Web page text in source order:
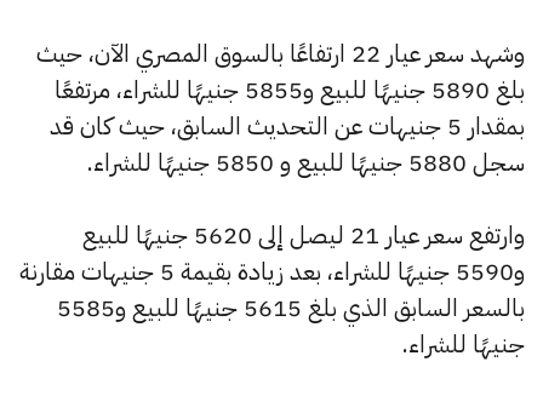
وشهد سعر عيار 22 ارتفاعًا بالسوق المصري الآن، حيث
بلغ 5890 جنيهًا للبيع و5855 جنيهًا للشراء، مرتفعًا
بمقدار 5 جنيهات عن التحديث السابق، حيث كان قد
سجل 5880 جنيهًا للبيع و 5850 جنيهًا للشراء.
وارتفع سعر عيار 21 ليصل إلى 5620 جنيهًا للبيع
و5590 جنيهًا للشراء، بعد زيادة بقيمة 5 جنيهات مقارنة
بالسعر السابق الذي بلغ 5615 جنيهًا للبيع و5585
جنيهًا للشراء.